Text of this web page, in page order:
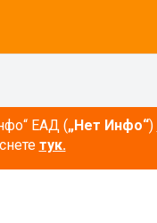
ЕАД („Нет Инфо“)
тук.